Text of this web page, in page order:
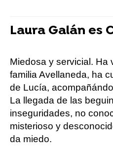
Laura Galán es
Miedosa y servicial. Ha
familia Avellaneda, ha
de Lucía,
La llegada de las
inseguridades, no
misterioso y
da miedo.